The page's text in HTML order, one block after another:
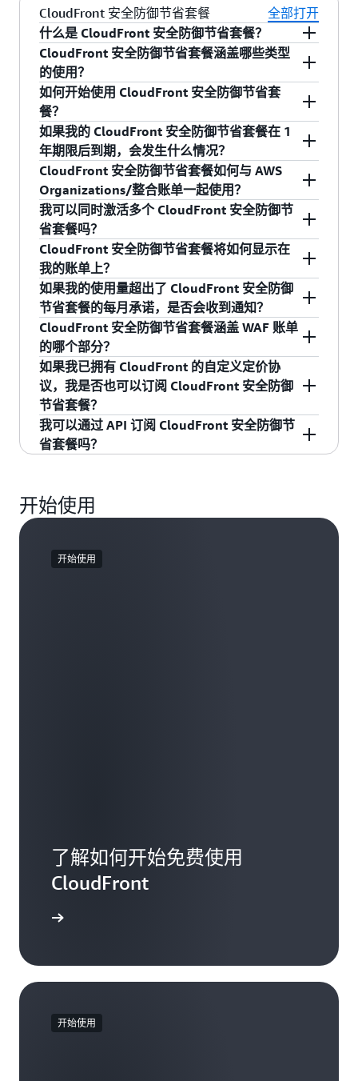
更多问题，请参见
https://aws.amazon.com/free/free-tier-faqs/。
借助AWS 免费使用套餐，您可以开始免费使用
Amazon CloudFront，并随着使用量的增加而降低
费率。所有 CloudFront 客户都可以免费接收 1 TB
的数据转出和 1000 万次针对 Amazon CloudFront
的 HTTP 和 HTTPS 请求，即使超出了这些限制。
如果
数据传出到 Internet
对于您从 Amazon CloudFront 边缘站点传出的
数据量，我们将进行收费，以 GB 为单位计
量。您可以在此处查看 Amazon CloudFront 数
据传输到 Internet 的费率。请注意，您的数据
传输用量将按特定地理区域单独合计，然后费
用将按每个区域的定价套餐进行计算。如果您
使用其他 AWS 服务作为文件的原始服务器，
我们将按您对这些服务的用量（包括存储和计
算时间）单独向您收费。如果您使用的是 AWS
原始服务器（如 Amazon S3 和 Amazon EC2
等），并且是在 2014 年 12 月 1 日生效的，
我们不会针对您将 AWS 数据传出到 Amazon
CloudFront 收费
向全球 CloudFront 边缘站点的数据传输。
数据传出到原始服务器
始服务器）的数据量，我们将进行收费，以
HTTP/HTTPS 请求
实时日志根据所生成的日志行数量收费；
CloudFront 每向您的日志目标发布 1000000
个日志行，您需支付 0.01 USD。
专用 IP 自定义 SSL
义 SSL 证书每月支付 600 USD。该月度费用按
关联，时长仅为 24 小时（即 1 天），那么您
Kinesis 数据流的月度成本为：47.74 USD/月，请
在此处使用 Kinesis 计算器进行计算。
CloudFront 实时日志的月度成本：每秒请求数 X
实时日志的成本 = 1000 *（60 秒 * 60 分钟 *24 小
时 * 30 天）X（0.01 USD /1000000）= 25.92
USD/月
收费。304 响应不包含消息正文，但是 HTTP 标头
会消耗一些带宽，从而会向您收取标准
CloudFront 数据传输费。数据传输量取决于与对
象相关的标头。
是的，“价格分级”让您能够选择以较低的价格将内
容传输到 Amazon CloudFront 以外的地方。默认
情况下，Amazon CloudFront 会通过其全球边缘
站点网络传输内容，以便尽量降低终端用户的延
迟性。但是，因为在成本高的地区我们的收费也
更高，这意味着在某些地区您需要支付更多费用
才能以较低的延迟性传输您的内容。价格分级能
让您将 Amazon CloudFront 的高价边缘站点排除
在 Amazon CloudFront 服务分配范围之外，从而
节省传输费用。此类情况下，Amazon CloudFront
将从属于您所选价格级别的地区内的边缘站点传
输您的内容，并根据传输内容的实际地区的数据
传输和请求定价进行收费。
如果您最关注性能，则无需进行任何操作；您的
内容将通过我们的整个站点网络传输。但是，如
果您希望使用其他价格级别，可以通过 AWS 管理
控制台或 Amazon CloudFront API 配置您的分
配。如果您选择了没有包括所有地区的价格级
别，则某些查看者（特别是所在位置不属于您所
选价格级别的查看者）遇到的延迟性可能高于从
所有 Amazon CloudFront 站点传输内容的延迟
性。
请注意，Amazon CloudFront 偶尔还会从没有包
容请求。发生此类情况时，我们只按照您所选价
格级别中最低费率的地区向您收费。
您可以在此处
表。
CloudFront 安全防御节省套餐
全部打开
什么是 CloudFront 安全防御节省套餐？
CloudFront 安全防御节省套餐是一种灵活的自助
定价计划，可帮助您最多节省 30％ 的 CloudFront
费用，但您需要承诺为期一年的稳定月度使用量
（例如每月 100 USD）。 作为一项额外的权益，
包含用于保护 CloudFront 资源的 Amazon
WAF（Web 应用程序防火墙）使用量（最高为已
承诺计划金额的 10％），无需额外付费。 例如，
承诺每月使用 100 USD 的 CloudFront 将涵盖价值
142.86 USD 的 CloudFront 使用量，与标准费率
相比可节省 30％。此外，还包括高达 10 美元的
用于保护 CloudFront 资源的 Amazon WAF 使用
量，而无需每月额外付费（最高为 CloudFront 承
诺的 10％）。 对于超出您每月支出承诺的任何使
用量，将收取标准 CloudFront 和 Amazon WAF 费
用。 随着使用量的增长，您可以购买附加的节省
套餐，以获取增量使用量的折扣。
CloudFront 安全防御节省套餐涵盖哪些类型
的使用？
通过购买 CloudFront 安全防御节省套餐，您可以
享受到 30% 的 CloudFront 按实际使用量付费费
用节省，该节省将显示在月度账单的 CloudFront
服务部分，可抵扣所有 CloudFront 计费使用类型
（包括数据传出、数据传输到源、HTTP/S 请求
费、字段级加密请求、Origin Shield 费用、失
效、专用 IP 自定义 SSL、任播静态 IP、
Lambda@Edge、CloudFront Functions、实时日
志、区域边缘缓存使用、gRPC、WebSocket 支持
以及其他 CloudFront 功能）的费用。此外，您还
将获得额外权益，可抵扣与您的 CloudFront 分发
相关的 AWS WAF 使用费用。CloudFront 安全防
御节省套餐节省不适用于 CloudFront 固定费率定
价方案。
如何开始使用 CloudFront 安全防御节省套
餐？
您可以通过以下方法开始使用 CloudFront 安全防
御节省套餐，即访问CloudFront 控制台以获取有
关承诺金额的建议（基于 CloudFront 使用量和
AWS WAF 使用量的历史记录），或输入您估算的
每月使用量。您可以将 CloudFront 安全防御节省
套餐每月费用与按需费用进行比较，并查看估算
的节省额，以帮助确定适合您需求的正确计划。
注册 Savings Bundle 后，将向您收取每月承诺的
费用，并显示抵免您的 CloudFront 和 WAF 使用
费的抵扣金额。 对于超出您每月支出承诺的任何
使用量，将收取标准服务费用。
如果我的 CloudFront 安全防御节省套餐在 1
年期限后到期，会发生什么情况？
当 CloudFront 安全防御节省套餐到期后，将对
CloudFront 和 Amazon WAF 收取标准服务费用。
每月 Savings Bundle 承诺将不再计费，并且
Savings Bundle 权益将不再适用。 您可以在服务
包到期前的任何时间选择加入，以自动将
CloudFront 安全防御节省套餐续期一年。
CloudFront 安全防御节省套餐如何与 AWS
Organizations/整合账单一起使用？
可通过 Amazon Organizations/整合账单系列中的
任何账单购买 CloudFront 安全防御节省套
餐。 CloudFront Security Savings Bundle 权益作
为账单上的抵扣金额提供。默认情况下，节省套
餐提供的权益适用于 Amazon Organizations/整合
账单系列中所有帐户的使用量（已启用抵扣金额
共享），并且取决于订阅账户加入或离开组织的
时间。 请参阅AWS 服务抵扣金，以详细了解如
何在单个和多个账户中应用 AWS 服务抵扣金。
我可以同时激活多个 CloudFront 安全防御节
省套餐吗？
是的，随着使用量的增长，您可以购买附加的
CloudFront 安全防御节省套餐，以获取增量使用
量的折扣。 在计算您的 Amazon Web Services
账单时，将考虑所有活动的 CloudFront 安全防御
节省套餐。
CloudFront 安全防御节省套餐将如何显示在
我的账单上？
您的每月承诺费用将显示在账单上单独的
CloudFront 安全防御套餐部分下。 CloudFront
安全防御节省套餐涵盖的使用量将显示在账单的
CloudFront 和 WAF 部分下，作为抵免标准使用费
的抵扣金额。
如果我的使用量超出了 CloudFront 安全防御
节省套餐的每月承诺，是否会收到通知？
是的，AWS Budgets 允许您设置成本和使用量阈
值，当您的实际或预测费用超过阈值时，会通过
电子邮件或 Amazon SNS 主题接收通知。 您可以
创建针对 CloudFront 服务进行筛选的自定义
Amazon Web Services 预算，并将预算阈值金额
设置为 CloudFront 安全防御节省套餐涵盖的
CloudFront 按需使用量，一旦超过该阈值，您便
AWS 账单与成本管理用户指南中的
Budgets 管理成本
CloudFront 安全防御节省套餐涵盖 WAF 账单
的哪个部分？
作为 CloudFront 安全防御节省套餐的一项额外权
益，包含用于保护 CloudFront 资源的 AWS WAF
使用量（最高为已承诺计划金额的 10％），无需
额外付费。对于超出 CloudFront 安全防御节省套
餐所涵盖的使用量的部分，将收取标准
Marketplace 订阅的托管 WAF 规则未涵盖在
CloudFront 安全防御节省套餐内。
如果我已拥有 CloudFront 的自定义定价协
议，我是否也可以订阅 CloudFront 安全防御
节省套餐？
您只能订阅一个或订阅其他套餐。 如果您对自定
义定价协议有任何疑问，请联系您的 AWS 客户经
我可以通过 API 订阅 CloudFront 安全防御节
省套餐吗？
安全防御节省套餐。 我们将评估通过 API 提供该
功能的可行性，并将其作为未来的增强功能。
开始使用
开始使用
了解如何开始免费使用
CloudFront
开始使用